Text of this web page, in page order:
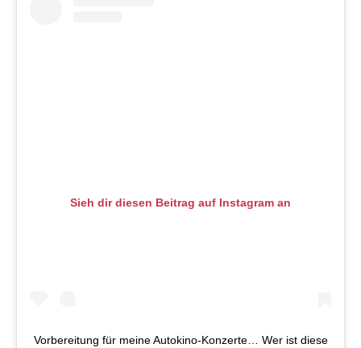
Sieh dir diesen Beitrag auf Instagram an
Vorbereitung für meine Autokino-Konzerte… Wer ist diese